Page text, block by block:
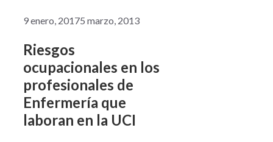
9 enero, 20175 marzo, 2013
Riesgos
ocupacionales en los
profesionales de
Enfermería que
laboran en la UCI